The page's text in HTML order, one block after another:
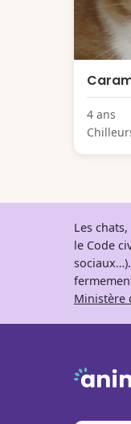
4 ans
Les
le Code
Ministère